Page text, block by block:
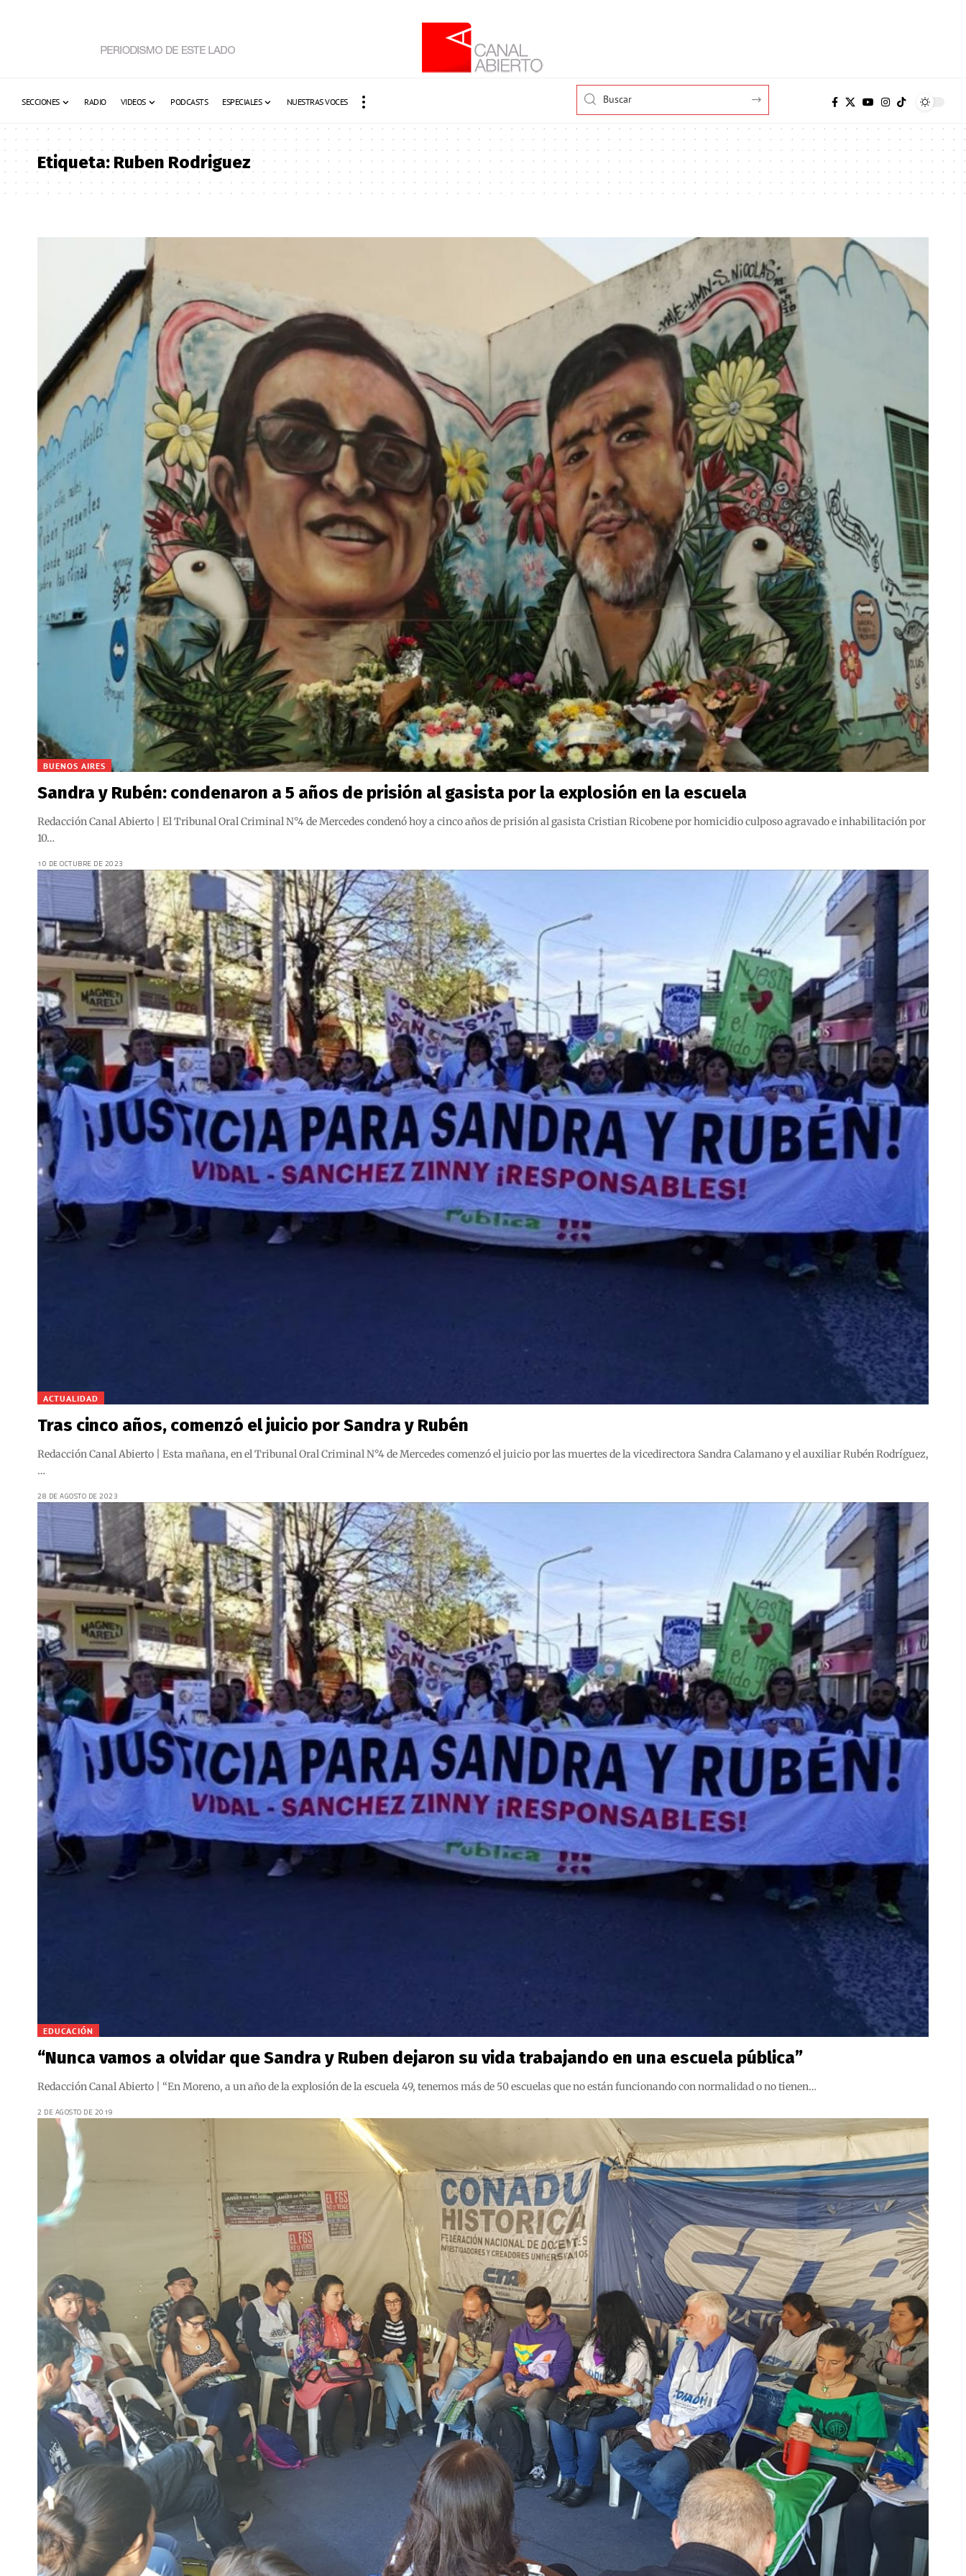
SECCIONES RADIO VIDEOS PODCASTS ESPECIALES NUESTRAS VOCES
Etiqueta:Ruben Rodriguez
BUENOS AIRES
Sandra y Rubén: condenaron a 5 años de prisión al gasista por la explosión en la escuela
Redacción Canal Abierto | El Tribunal Oral Criminal N°4 de Mercedes condenó hoy a cinco años de prisión al gasista Cristian Ricobene por homicidio culposo agravado e inhabilitación por
10…
10 DE OCTUBRE DE 2023
ACTUALIDAD
Tras cinco años, comenzó el juicio por Sandra y Rubén
Redacción Canal Abierto | Esta mañana, en el Tribunal Oral Criminal N°4 de Mercedes comenzó el juicio por las muertes de la vicedirectora Sandra Calamano y el auxiliar Rubén Rodríguez,
…
28 DE AGOSTO DE 2023
EDUCACIÓN
“Nunca vamos a olvidar que Sandra y Ruben dejaron su vida trabajando en una escuela pública”
Redacción Canal Abierto | “En Moreno, a un año de la explosión de la escuela 49, tenemos más de 50 escuelas que no están funcionando con normalidad o no tienen…
2 DE AGOSTO DE 2019